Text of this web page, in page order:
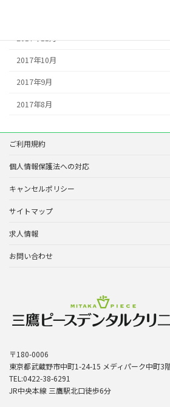
2017年11月
2017年10月
2017年9月
2017年8月
ご利用規約
個人情報保護法への対応
キャンセルポリシー
サイトマップ
求人情報
お問い合わせ
〒180-0006
東京都武蔵野市中町1-24-15 メディパーク中町3
TEL:0422-38-6291
JR中央本線 三鷹駅北口徒歩6分